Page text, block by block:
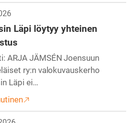
Läpi löytyy yhteinen
ARJA JÄMSÉN Joensuun
ry:n valokuvauskerho
Läpi ei…